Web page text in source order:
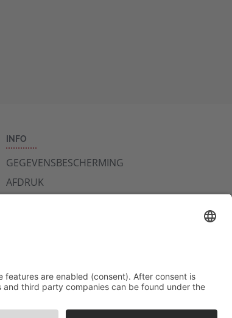
INFO
GEGEVENSBESCHERMING
AFDRUK